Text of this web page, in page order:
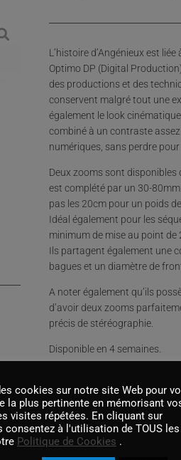
L’histoire d’Angénieux est
Optimo DP (Digital
des productions et des
conservent malgré tout une
également le look
combiné à un contraste
numériques, sans perdre
Deux zooms sont
est complété par un 30-
pas les 20cm pour un poids
Idéal également pour les
minimum de mise au point de
Ils partagent également une
bagues et un diamètre de
A noter également qu’ils
d’avoir deux zooms
précis de stéréographie.
Disponible en 4 semaines.
cookies sur notre site Web pour
la plus pertinente en mémorisant
visites répétées. En cliquant sur
consentez à l'utilisation de TOUS les
Politique de Cookies .